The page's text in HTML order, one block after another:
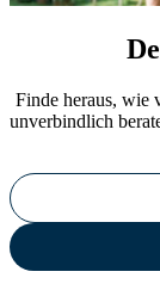
Finde heraus, wie
unverbindlich